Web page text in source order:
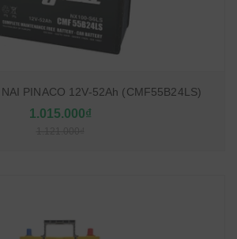
PINACO 12V-52Ah (CMF55B24LS)
1.015.000₫